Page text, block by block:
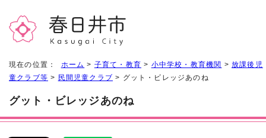
現在の位置： ホーム > 子育て・教育 > 小中学校・教育機関 >放課後児
童クラブ等 > 民間児童クラブ > グット・ビレッジあのね
グット・ビレッジあのね